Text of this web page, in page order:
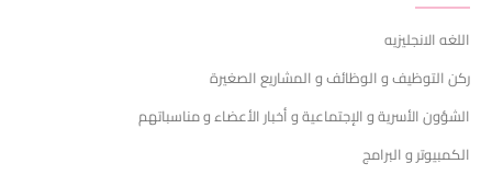
اللغه الانجليزيه
ركن التوظيف و الوظائف و المشاريع الصغيرة
الشؤون الأسرية و الإجتماعية و أخبار الأعضاء و مناسباتهم
الكمبيوتر و البرامج